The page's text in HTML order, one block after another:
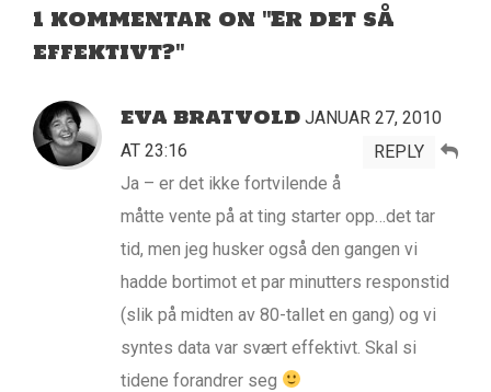
1 kommentar on "Er det så
effektivt?"
EVA BRATVOLD JANUAR 27, 2010
AT 23:16
REPLY
Ja – er det ikke fortvilende å
måtte vente på at ting starter opp…det tar
tid, men jeg husker også den gangen vi
hadde bortimot et par minutters responstid
(slik på midten av 80-tallet en gang) og vi
syntes data var svært effektivt. Skal si
tidene forandrer seg